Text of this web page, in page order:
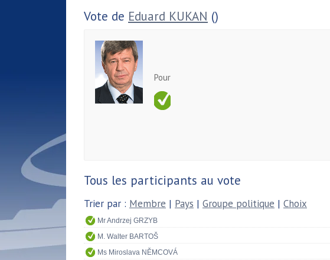
Vote de Eduard KUKAN ()
Pour
Tous les participants au vote
Trier par : Membre | Pays | Groupe politique | Choix
Mr Andrzej GRZYB
M. Walter BARTOŠ
Ms Miroslava NĚMCOVÁ